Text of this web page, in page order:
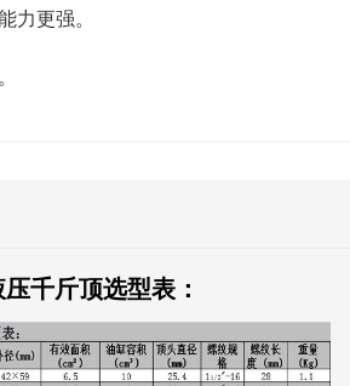
力更强。
千斤顶选型表：